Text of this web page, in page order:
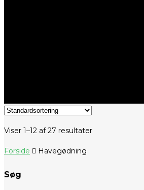
Viser 1–12 af 27 resultater
Forside Havegødning
Søg